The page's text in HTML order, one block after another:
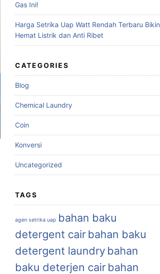
Gas Ini!
Harga Setrika Uap Watt Rendah Terbaru Bikin
Hemat Listrik dan Anti Ribet
CATEGORIES
Blog
Chemical Laundry
Coin
Konversi
Uncategorized
TAGS
agen setrika uap bahan baku
detergent cair bahan baku
detergent laundry bahan
baku deterjen cair bahan